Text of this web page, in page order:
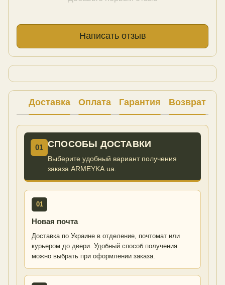
Написать отзыв
Доставка Оплата Гарантия Возврат
01 СПОСОБЫ ДОСТАВКИ
Выберите удобный вариант получения
заказа ARMEYKA.ua.
01
Новая почта
Доставка по Украине в отделение, почтомат или
курьером до двери. Удобный способ получения
можно выбрать при оформлении заказа.